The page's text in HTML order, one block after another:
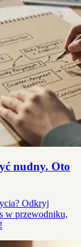
nudny. Oto
Odkryj
w przewodniku,